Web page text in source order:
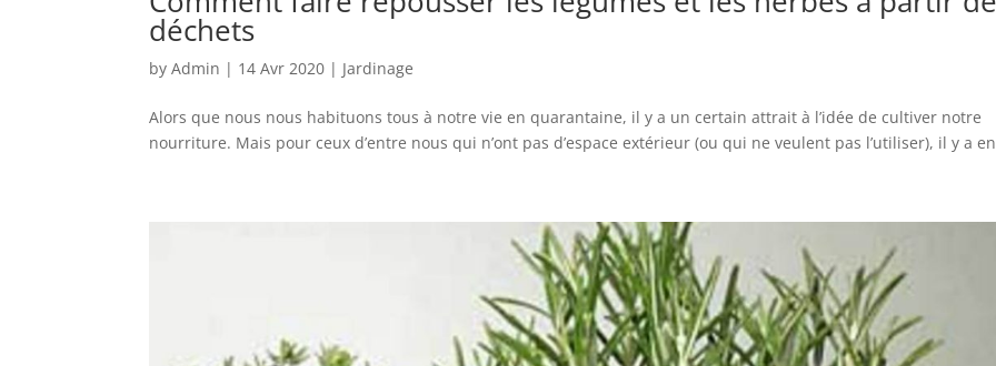
déchets
byAdmin | 14 Avr 2020 | Jardinage
Alors que nous nous habituons tous à notre vie en quarantaine, il y a un certain attrait à l’idée de cultiver notre
nourriture. Mais pour ceux d’entre nous qui n’ont pas d’espace extérieur (ou qui ne veulent pas l’utiliser), il y a